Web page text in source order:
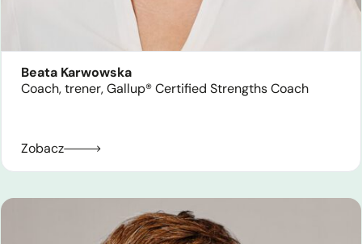
Beata Karwowska
Coach, trener, Gallup® Certified Strengths Coach
Zobacz